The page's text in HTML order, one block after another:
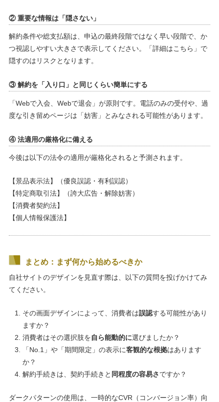
② 重要な情報は「隠さない」
解約条件や総支払額は、申込の最終段階ではなく早い段階で、か
つ視認しやすい大きさで表示してください。「詳細はこちら」で
隠すのはリスクとなります。
③ 解約を「入り口」と同じくらい簡単にする
「Webで入会、Webで退会」が原則です。電話のみの受付や、過
度な引き留めページは「妨害」とみなされる可能性があります。
④ 法適用の厳格化に備える
今後は以下の法令の適用が厳格化されると予測されます。
【景品表示法】（優良誤認・有利誤認）
【特定商取引法】（誇大広告・解除妨害）
【消費者契約法】
【個人情報保護法】
まとめ：まず何から始めるべきか
自社サイトのデザインを見直す際は、以下の質問を投げかけてみ
てください。
その画面デザインによって、消費者は誤認する可能性があり
ますか？
消費者はその選択肢を自ら能動的に選びましたか？
「No.1」や「期間限定」の表示に客観的な根拠はあります
か？
解約手続きは、契約手続きと 同程度の容易さですか？
ダークパターンの使用は、一時的なCVR（コンバージョン率）向